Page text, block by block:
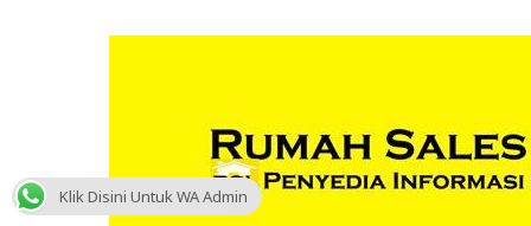
Klik Disini Untuk WA Admin